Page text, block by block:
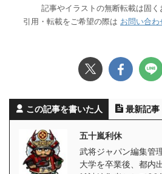
記事やイラストの無断転載は固く
引用・転載をご希望の際は お問い合わ
この記事を書いた人 最新記事
五十嵐利休
武将ジャパン編集管
大学を卒業後、都内